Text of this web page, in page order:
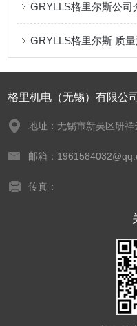
GRYLLS格里尔斯公司
GRYLLS格里尔斯 质
格里机电（无锡）有限公司
地址：无锡市新吴区研
邮箱：
传真：